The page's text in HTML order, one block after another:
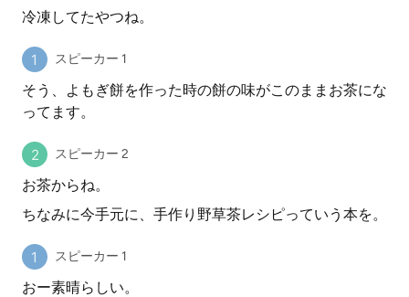
冷凍してたやつね。
スピーカー 1
そう、よもぎ餅を作った時の餅の味がこのままお茶にな
ってます。
スピーカー 2
お茶からね。
ちなみに今手元に、手作り野草茶レシピっていう本を。
スピーカー 1
おー素晴らしい。